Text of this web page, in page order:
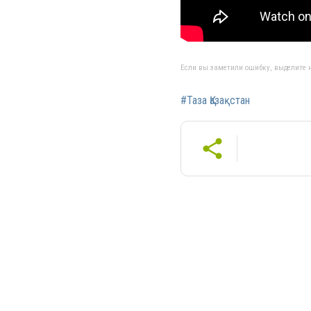
Если вы заметили ошибку, выделите
#Таза Қазақстан